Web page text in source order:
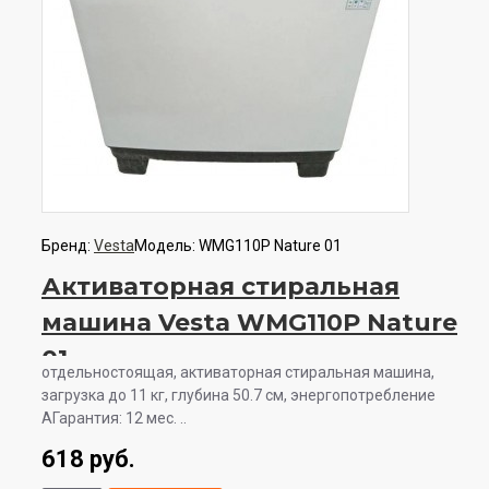
Бренд: VestaМодель: WMG110P Nature 01
Активаторная стиральная
машина Vesta WMG110P Nature
01
отдельностоящая, активаторная стиральная машина,
загрузка до 11 кг, глубина 50.7 см, энергопотребление
AГарантия: 12 мес. ..
618 руб.